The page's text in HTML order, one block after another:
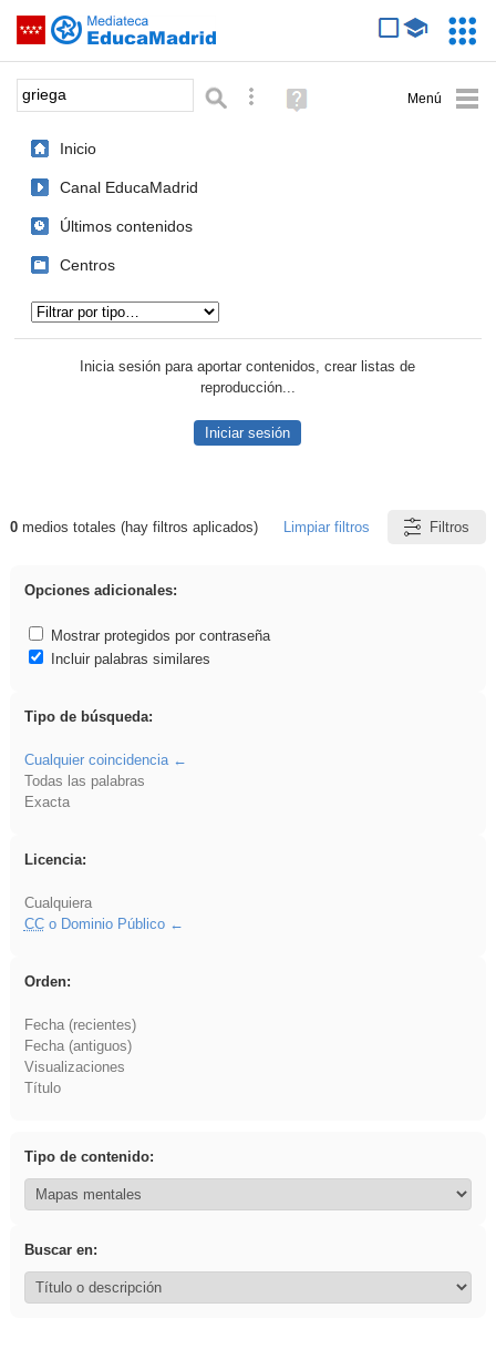
Saltar navegación
Palabra o frase: Búsqueda avanzada
Ayuda
(en
Inicio
Canal EducaMadrid
Últimos contenidos
Centros
Inicia sesión para aportar contenidos, crear listas de
reproducción...
Iniciar sesión
Resultados de: griega
0medios totales (hay filtros aplicados) Limpiar filtros Filtros
Opciones adicionales:
Mostrar protegidos por contraseña
Incluir palabras similares
Tipo de búsqueda:
Cualquier coincidencia
Todas las palabras
Exacta
Licencia:
Cualquiera
CCo Dominio Público
Orden:
Fecha (recientes)
Fecha (antiguos)
Visualizaciones
Título
Tipo de contenido:
Buscar en: